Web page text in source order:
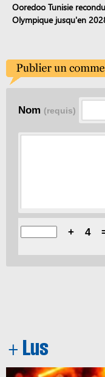
Ooredoo Tunisie
Olympique jusqu'en
Nom (requis)
+ 4